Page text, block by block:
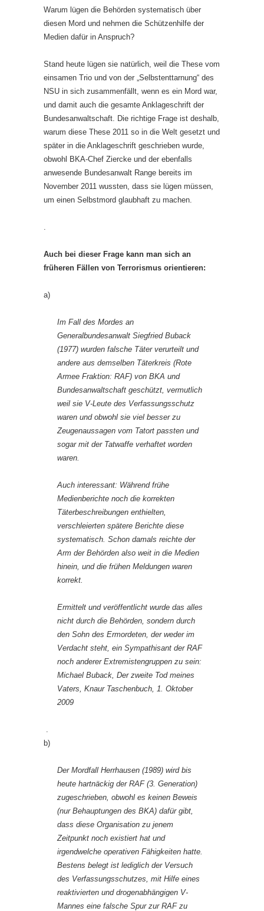
Warum lügen die Behörden systematisch über
diesen Mord und nehmen die Schützenhilfe der
Medien dafür in Anspruch?
Stand heute lügen sie natürlich, weil die These vom
einsamen Trio und von der „Selbstenttarnung“ des
NSU in sich zusammenfällt, wenn es ein Mord war,
und damit auch die gesamte Anklageschrift der
Bundesanwaltschaft. Die richtige Frage ist deshalb,
warum diese These 2011 so in die Welt gesetzt und
später in die Anklageschrift geschrieben wurde,
obwohl BKA-Chef Ziercke und der ebenfalls
anwesende Bundesanwalt Range bereits im
November 2011 wussten, dass sie lügen müssen,
um einen Selbstmord glaubhaft zu machen.
.
Auch bei dieser Frage kann man sich an
früheren Fällen von Terrorismus orientieren:
a)
Im Fall des Mordes an
Generalbundesanwalt Siegfried Buback
(1977) wurden falsche Täter verurteilt und
andere aus demselben Täterkreis (Rote
Armee Fraktion: RAF) von BKA und
Bundesanwaltschaft geschützt, vermutlich
weil sie V-Leute des Verfassungsschutz
waren und obwohl sie viel besser zu
Zeugenaussagen vom Tatort passten und
sogar mit der Tatwaffe verhaftet worden
waren.
Auch interessant: Während frühe
Medienberichte noch die korrekten
Täterbeschreibungen enthielten,
verschleierten spätere Berichte diese
systematisch. Schon damals reichte der
Arm der Behörden also weit in die Medien
hinein, und die frühen Meldungen waren
korrekt.
Ermittelt und veröffentlicht wurde das alles
nicht durch die Behörden, sondern durch
den Sohn des Ermordeten, der weder im
Verdacht steht, ein Sympathisant der RAF
noch anderer Extremistengruppen zu sein:
Michael Buback, Der zweite Tod meines
Vaters, Knaur Taschenbuch, 1. Oktober
2009
.
b)
Der Mordfall Herrhausen (1989) wird bis
heute hartnäckig der RAF (3. Generation)
zugeschrieben, obwohl es keinen Beweis
(nur Behauptungen des BKA) dafür gibt,
dass diese Organisation zu jenem
Zeitpunkt noch existiert hat und
irgendwelche operativen Fähigkeiten hatte.
Bestens belegt ist lediglich der Versuch
des Verfassungsschutzes, mit Hilfe eines
reaktivierten und drogenabhängigen V-
Mannes eine falsche Spur zur RAF zu